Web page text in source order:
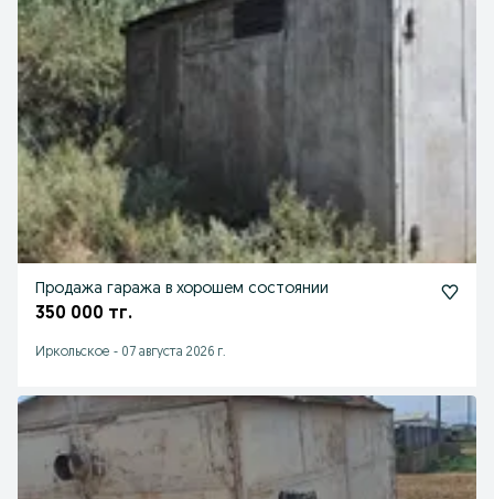
Продажа гаража в хорошем состоянии
350 000 тг.
Иркольское - 07 августа 2026 г.